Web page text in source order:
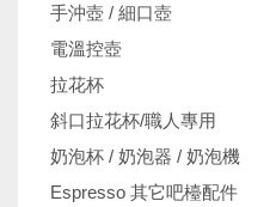
手沖壺 / 細口壺
電溫控壺
拉花杯
斜口拉花杯/職人專用
奶泡杯 / 奶泡器 / 奶泡機
Espresso 其它吧檯配件